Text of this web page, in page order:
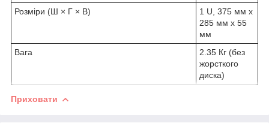
Розміри (Ш × Г × В)
1 U, 375 мм х
285 мм х 55
мм
Вага
2.35 Кг (без
жорсткого
диска)
Приховати